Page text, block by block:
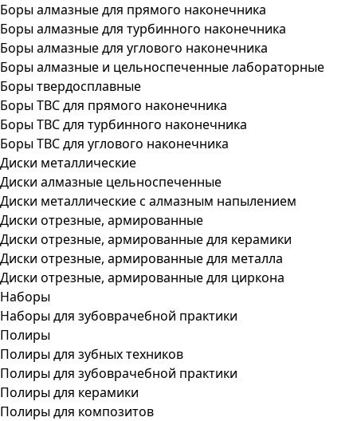
Боры алмазные для прямого наконечника
Боры алмазные для турбинного наконечника
Боры алмазные для углового наконечника
Боры алмазные и цельноспеченные лабораторные
Боры твердосплавные
Боры ТВС для прямого наконечника
Боры ТВС для турбинного наконечника
Боры ТВС для углового наконечника
Диски металлические
Диски алмазные цельноспеченные
Диски металлические с алмазным напылением
Диски отрезные, армированные
Диски отрезные, армированные для керамики
Диски отрезные, армированные для металла
Диски отрезные, армированные для циркона
Наборы
Наборы для зубоврачебной практики
Полиры
Полиры для зубных техников
Полиры для зубоврачебной практики
Полиры для керамики
Полиры для композитов